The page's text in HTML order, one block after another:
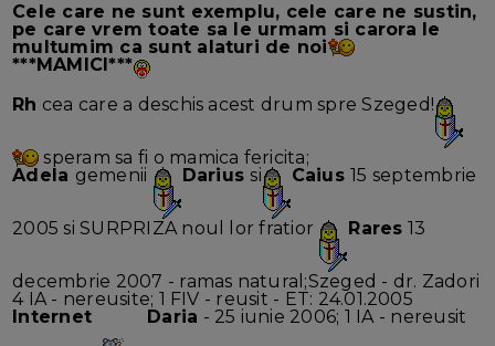
Cele care ne sunt exemplu, cele care ne sustin,
pe care vrem toate sa le urmam si carora le
multumim ca sunt alaturi de noi
***MAMICI***
Rh cea care a deschis acest drum spre Szeged!
speram sa fi o mamica fericita;
Adela gemenii Dariussi Caius15 septembrie
2005 si SURPRIZA noul lor fratior Rares 13
decembrie 2007 - ramas natural;Szeged - dr. Zadori
4 IA - nereusite; 1 FIV - reusit - ET: 24.01.2005
Internet
Daria - 25 iunie 2006; 1 IA - nereusit